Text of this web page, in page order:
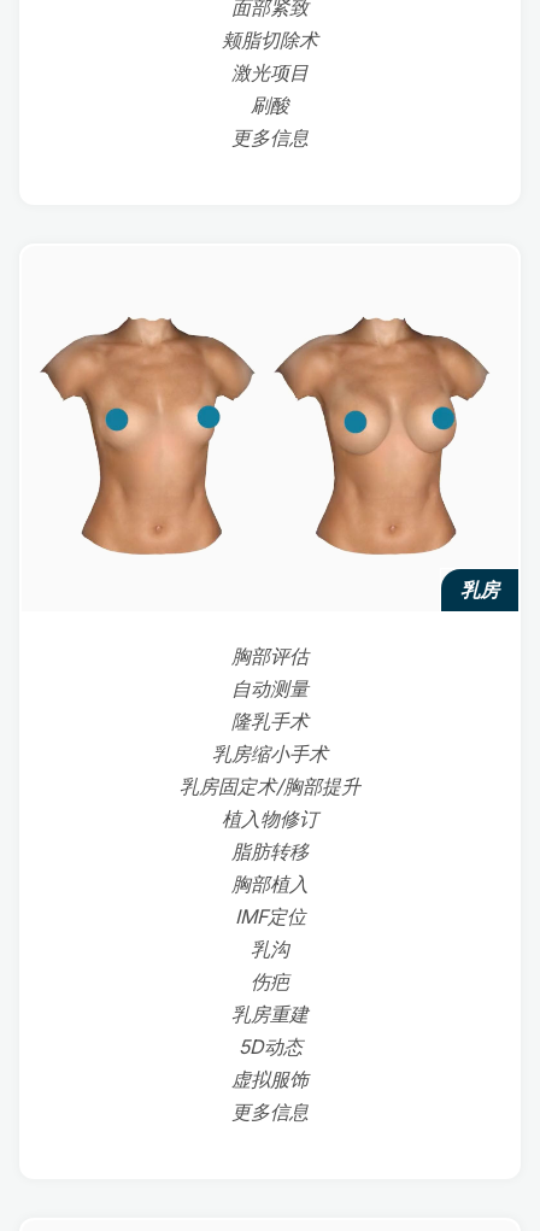
面部紧致
颊脂切除术
激光项目
刷酸
更多信息
乳房
胸部评估
自动测量
隆乳手术
乳房缩小手术
乳房固定术/胸部提升
植入物修订
脂肪转移
胸部植入
IMF定位
乳沟
伤疤
乳房重建
5D动态
虚拟服饰
更多信息